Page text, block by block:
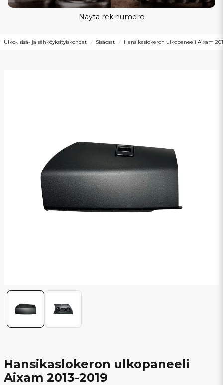
Näytä rek.numero
Ulko-, sisä- ja sähköyksityiskohdat Sisäosat Hansikaslokeron ulkopaneeli Aixam
Hansikaslokeron ulkopaneeli
Aixam 2013-2019